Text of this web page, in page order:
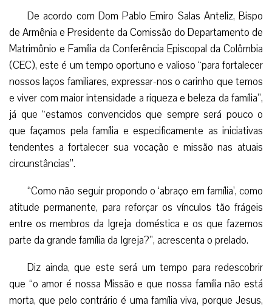
De acordo com Dom Pablo Emiro Salas Anteliz, Bispo
de Armênia e Presidente da Comissão do Departamento de
Matrimônio e Família da Conferência Episcopal da Colômbia
(CEC), este é um tempo oportuno e valioso “para fortalecer
nossos laços familiares, expressar-nos o carinho que temos
e viver com maior intensidade a riqueza e beleza da família”,
já que “estamos convencidos que sempre será pouco o
que façamos pela família e especificamente as iniciativas
tendentes a fortalecer sua vocação e missão nas atuais
circunstâncias”.
“Como não seguir propondo o ‘abraço em família’, como
atitude permanente, para reforçar os vínculos tão frágeis
entre os membros da Igreja doméstica e os que fazemos
parte da grande família da Igreja?”, acrescenta o prelado.
Diz ainda, que este será um tempo para redescobrir
que “o amor é nossa Missão e que nossa família não está
morta, que pelo contrário é uma família viva, porque Jesus,